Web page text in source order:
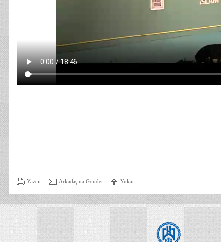
Yazdır Arkadaşına Gönder Yukarı